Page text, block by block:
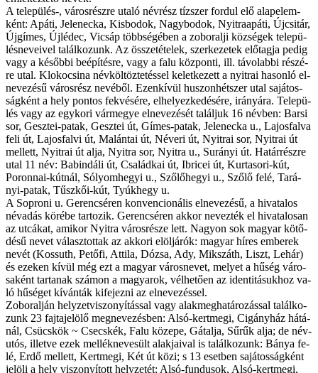
A te­le­pü­lés-, vá­ros­rész­re uta­ló név­rész tízsz­er for­dul elő alap­elem­
ként: Apá­ti, Jele­neck­a, Kis­bodok, Nagy­bodok, Nyi­traapáti, Újc­sitár,
Új­gí­mes, Újlédec, Vic­sáp több­sé­gé­ben a zob­o­ralji köz­sé­gek te­le­pü­
lés­ne­ve­i­vel ta­lál­ko­zunk. Az ös­­sze­té­te­lek, szer­ke­ze­tek elő­tag­ja pe­dig
vagy a ké­sőb­bi be­épí­tés­re, vagy a fa­lu köz­pon­ti, ill. tá­vo­lab­bi ré­szé­
re utal. Klokoc­si­na név­köl­töz­te­tés­sel ke­let­ke­zett a nyi­trai ha­son­ló el­
ne­ve­zé­sű vá­ros­rész ne­vé­ből. Ezenkí­vül huszonhétsz­er utal sa­já­tos­
ság­ként a hely pon­tos fek­vé­sé­re, el­he­lyez­ke­dé­sé­re, irányára. Te­le­pü­
lés vagy az egy­ko­ri vár­me­gye el­ne­ve­zé­sét ta­lál­juk 16 név­ben: Barsi
sor, Gesztei-­patak, Gesztei út, Gí­mes-pa­tak, Jele­nec­ka u., Lajos­fal­va
fe­li út, Lajos­falvi út, Malán­tai út, Néveri út, Nyi­trai sor, Nyi­trai út
mel­lett, Nyi­trai út al­ja, Nyi­tra sor, Nyi­tra u., Surányi út. Ha­tár­rész­re
utal 11 név: Babindáli út, Család­kai út, Ibri­cei út, Kur­ta­so­ri-kút,
Poron­nai-kút­nál, Só­lyom­he­gyi u., Sző­lő­he­gyi u., Sző­lő fe­lé, Ta­rá­
nyi-pa­tak, Tűszkői-kút, Tyúk­hegy u.
A Sop­ro­ni u. Ge­ren­csé­ren kon­ven­ci­o­ná­lis el­ne­ve­zé­sű, a hi­va­ta­los
név­adás kö­ré­be tar­to­zik. Ge­ren­csé­ren ak­kor ne­vez­ték el hi­va­ta­lo­san
az ut­cá­kat, ami­kor Nyi­tra vá­ros­ré­sze lett. Na­gyon sok ma­gyar kö­tő­
dé­sű ne­vet vá­lasz­tot­tak az ak­ko­ri elöl­já­rók: ma­gyar hí­res em­be­rek
ne­vét (Kos­suth, Pe­tő­fi, At­ti­la, Dó­zsa, Ady, Mik­száth, Liszt, Le­hár)
és eze­ken kí­vül még ezt a ma­gyar vá­ros­ne­vet, me­lyet a hű­ség vá­ro­
sa­ként tar­ta­nak szá­mon a ma­gya­rok, vél­he­tő­en az iden­ti­tá­suk­hoz va­
ló hű­sé­get kí­ván­ták ki­fe­jez­ni az el­ne­ve­zés­sel.
Zob­o­ralján hely­zet­vi­szo­nyí­tás­sal vagy alak­meghatározás­sal ta­lál­ko­
zunk 23 faj­ta­je­lö­lő meg­ne­ve­zés­ben: Alsó-k­ert­megi, Ci­gány­ház há­tá­
nál, Csücs­kök ~ Csec­skék, Fa­lu kö­ze­pe, Gát­al­ja, Sű­rűk al­ja; de név­
utós, il­let­ve ezek mel­lékn­evesült alak­ja­i­val is ta­lál­ko­zunk: Bá­nya fe­
lé, Er­dő mel­lett, Kert­megi, Két út kö­zi; s 13 eset­ben sa­já­tos­ság­ként
je­lö­li a hely vi­szo­nyí­tott hely­ze­tét: Al­só-fun­du­sok, Alsó-k­ert­megi,